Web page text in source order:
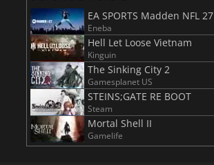
EA SPORTS Madden NFL 27
Eneba
Hell Let Loose Vietnam
Kinguin
The Sinking City 2
Gamesplanet US
STEINS;GATE RE BOOT
Steam
Mortal Shell II
Gamelife